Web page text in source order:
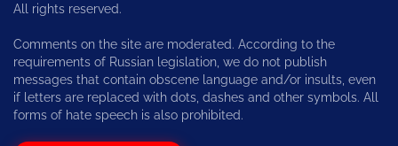
All rights reserved.
Comments on the site are moderated. According to the
requirements of Russian legislation, we do not publish
messages that contain obscene language and/or insults, even
if letters are replaced with dots, dashes and other symbols. All
forms of hate speech is also prohibited.